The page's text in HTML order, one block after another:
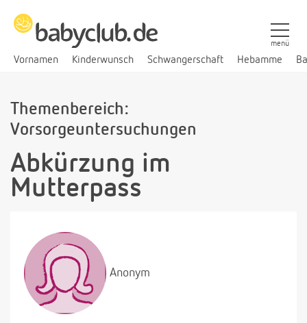
Vornamen Kinderwunsch Schwangerschaft Hebamme
menü
Themenbereich:
Vorsorgeuntersuchungen
Abkürzung im
Mutterpass
Anonym